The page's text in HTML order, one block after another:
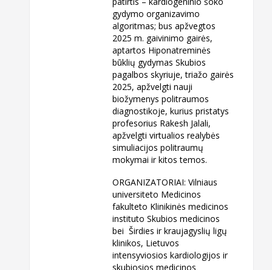
gydymo organizavimo
algoritmas; bus apžvegtos
2025 m. gaivinimo gairės,
aptartos Hiponatreminės
būklių gydymas Skubios
pagalbos skyriuje, triažo gairės
2025, apžvelgti nauji
biožymenys politraumos
diagnostikoje, kurius pristatys
profesorius Rakesh Jalali,
apžvelgti virtualios realybės
simuliacijos politraumų
mokymai ir kitos temos.
ORGANIZATORIAI: Vilniaus
universiteto Medicinos
fakulteto Klinikinės medicinos
instituto Skubios medicinos
bei Širdies ir kraujagyslių ligų
klinikos, Lietuvos
intensyviosios kardiologijos ir
skubiosios medicinos